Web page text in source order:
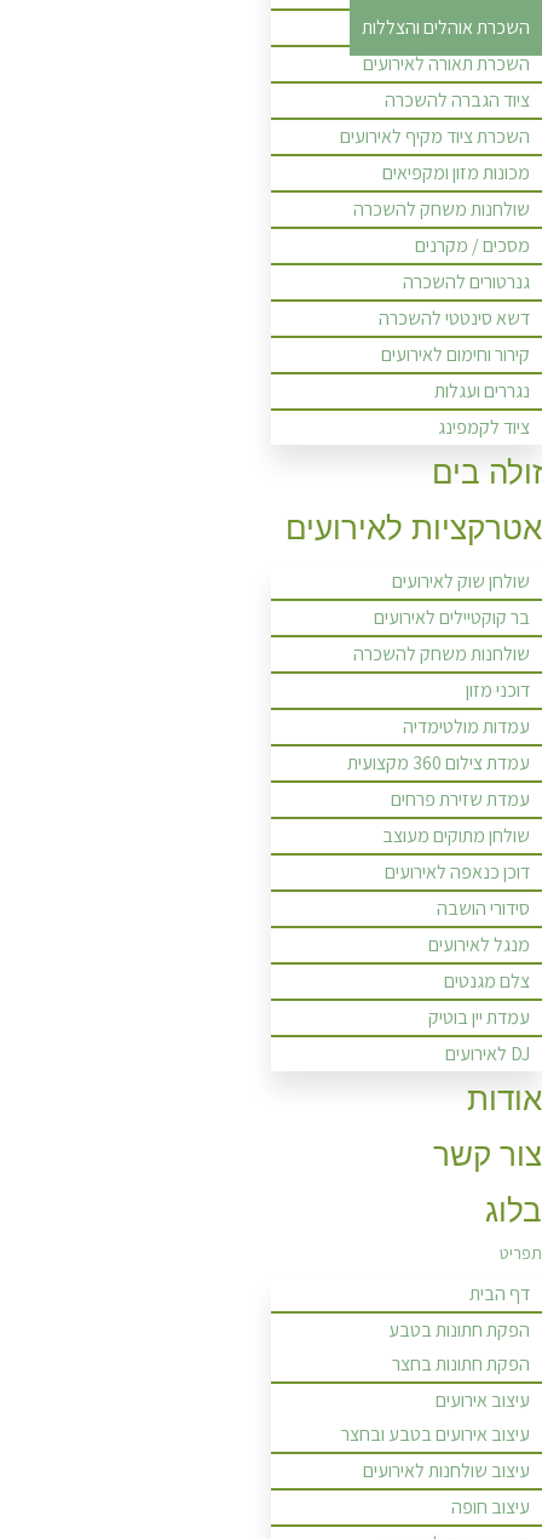
השכרת אוהלים והצללות
השכרת תאורה לאירועים
ציוד הגברה להשכרה
השכרת ציוד מקיף לאירועים
מכונות מזון ומקפיאים
שולחנות משחק להשכרה
מסכים / מקרנים
גנרטורים להשכרה
דשא סינטטי להשכרה
קירור וחימום לאירועים
נגררים ועגלות
ציוד לקמפינג
זולה בים
אטרקציות לאירועים
שולחן שוק לאירועים
בר קוקטיילים לאירועים
שולחנות משחק להשכרה
דוכני מזון
עמדות מולטימדיה
עמדת צילום 360 מקצועית
עמדת שזירת פרחים
שולחן מתוקים מעוצב
דוכן כנאפה לאירועים
סידורי הושבה
מנגל לאירועים
צלם מגנטים
עמדת יין בוטיק
DJ לאירועים
אודות
צור קשר
בלוג
תפריט
דף הבית
הפקת חתונות בטבע
הפקת חתונות בחצר
עיצוב אירועים
עיצוב אירועים בטבע ובחצר
עיצוב שולחנות לאירועים
עיצוב חופה